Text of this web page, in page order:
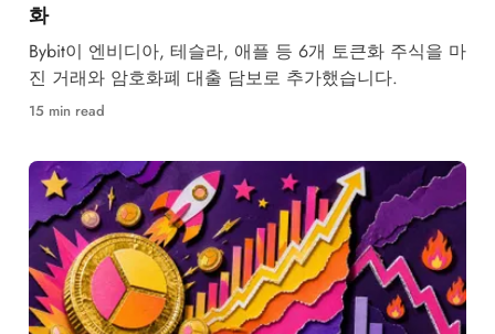
화
Bybit이 엔비디아, 테슬라, 애플 등 6개 토큰화 주식을 마
진 거래와 암호화폐 대출 담보로 추가했습니다.
15 min read